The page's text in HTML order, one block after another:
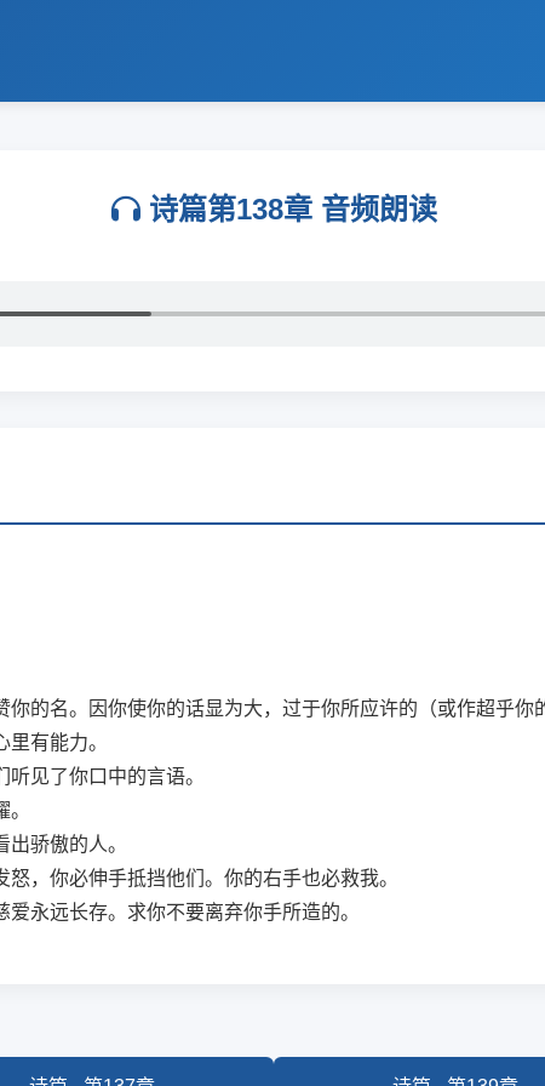
诗篇第138章 音频朗读
的名。因你使你的话显为大，过于你所应许的（或作超乎你
有能力。
见了你口中的言语。
骄傲的人。
，你必伸手抵挡他们。你的右手也必救我。
永远长存。求你不要离弃你手所造的。